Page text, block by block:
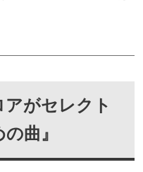
がセレクト
曲』